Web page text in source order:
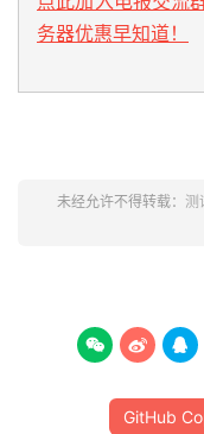
务器优惠早知道！
未经允许不得转载： 测
  
GitHub